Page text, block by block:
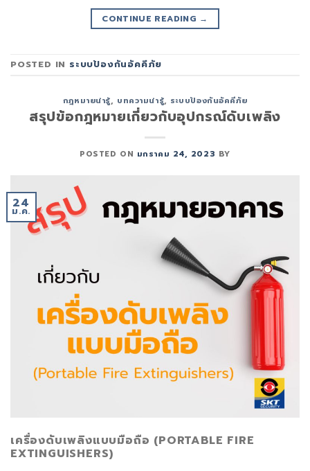
CONTINUE READING →
POSTED IN ระบบป้องกันอัคคีภัย
กฎหมายน่ารู้, บทความน่ารู้, ระบบป้องกันอัคคีภัย
สรุปข้อกฎหมายเกี่ยวกับอุปกรณ์ดับเพลิง
POSTED ON มกราคม 24, 2023 BY
24
ม.ค.
เครื่องดับเพลิงแบบมือถือ (PORTABLE FIRE
EXTINGUISHERS)